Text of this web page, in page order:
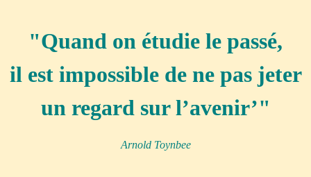
"Quand on étudie le passé,
il est impossible de ne pas jeter
un regard sur l’avenir’"
Arnold Toynbee